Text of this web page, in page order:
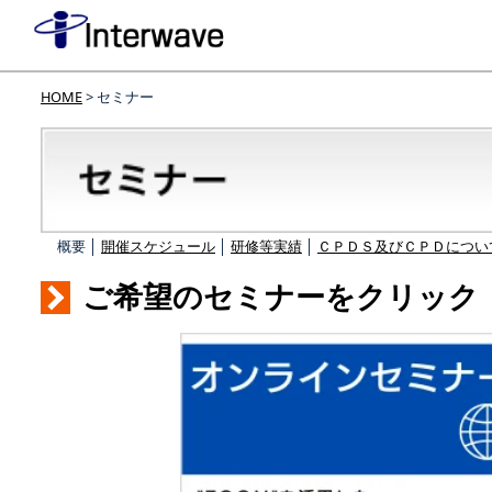
HOME> セミナー
概要 │ 開催スケジュール 研修等実績 ＣＰＤＳ及びＣＰＤにつ
ご希望のセミナーをクリック